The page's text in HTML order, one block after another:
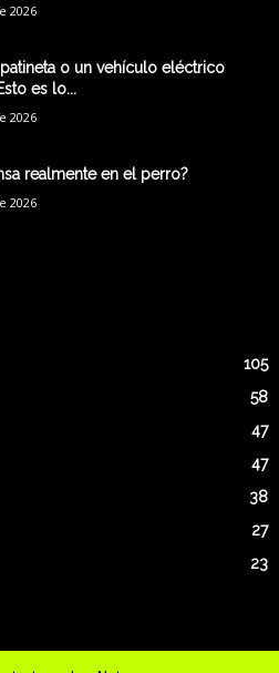
2026
patineta o un vehículo eléctrico
es lo...
2026
realmente en el perro?
2026
105
58
47
47
38
27
23